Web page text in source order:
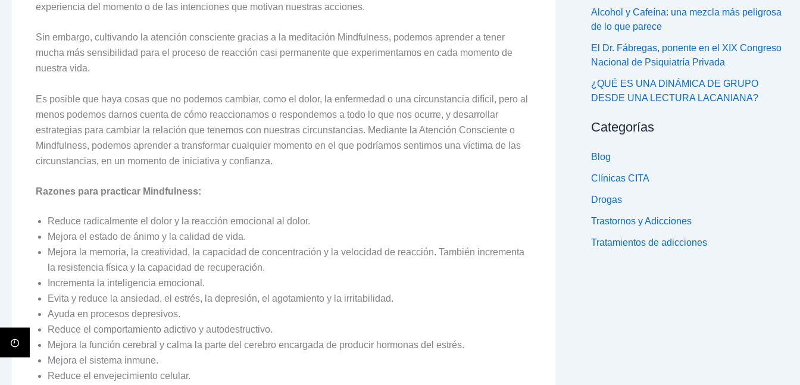
experiencia del momento o de las intenciones que motivan nuestras acciones.
Sin embargo, cultivando la atención consciente gracias a la meditación Mindfulness, podemos aprender a tener
mucha más sensibilidad para el proceso de reacción casi permanente que experimentamos en cada momento de
nuestra vida.
Es posible que haya cosas que no podemos cambiar, como el dolor, la enfermedad o una circunstancia difícil, pero al
menos podemos darnos cuenta de cómo reaccionamos o respondemos a todo lo que nos ocurre, y desarrollar
estrategias para cambiar la relación que tenemos con nuestras circunstancias. Mediante la Atención Consciente o
Mindfulness, podemos aprender a transformar cualquier momento en el que podríamos sentirnos una víctima de las
circunstancias, en un momento de iniciativa y confianza.
Razones para practicar Mindfulness:
Reduce radicalmente el dolor y la reacción emocional al dolor.
Mejora el estado de ánimo y la calidad de vida.
Mejora la memoria, la creatividad, la capacidad de concentración y la velocidad de reacción. También incrementa
la resistencia física y la capacidad de recuperación.
Incrementa la inteligencia emocional.
Evita y reduce la ansiedad, el estrés, la depresión, el agotamiento y la irritabilidad.
Ayuda en procesos depresivos.
Reduce el comportamiento adictivo y autodestructivo.
Mejora la función cerebral y calma la parte del cerebro encargada de producir hormonas del estrés.
Mejora el sistema inmune.
Reduce el envejecimiento celular.
Alcohol y Cafeína: una mezcla más peligrosa
de lo que parece
El Dr. Fábregas, ponente en el XIX Congreso
Nacional de Psiquiatría Privada
¿QUÉ ES UNA DINÁMICA DE GRUPO
DESDE UNA LECTURA LACANIANA?
Categorías
Blog
Clínicas CITA
Drogas
Trastornos y Adicciones
Tratamientos de adicciones